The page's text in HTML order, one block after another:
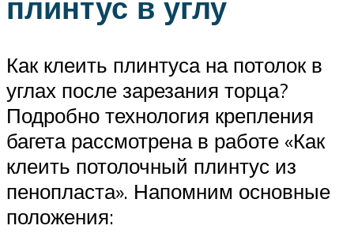
Как клеить плинтуса на потолок в
углах после зарезания торца?
Подробно технология крепления
багета рассмотрена в работе «Как
клеить потолочный плинтус из
пенопласта». Напомним основные
положения: